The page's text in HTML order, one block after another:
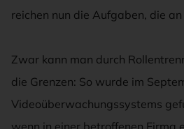
reichen nun die Aufgaben, die
Zwar kann man durch
die Grenzen: So wurde im
Videoüberwachungssystems
wenn in einer betroffenen Firma